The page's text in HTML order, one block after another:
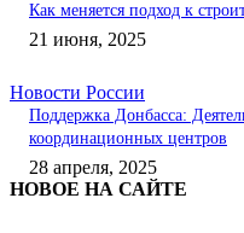
Как меняется подход к
21 июня, 2025
Новости России
Поддержка Донбасса:
координационных центров
28 апреля, 2025
НОВОЕ НА САЙТЕ